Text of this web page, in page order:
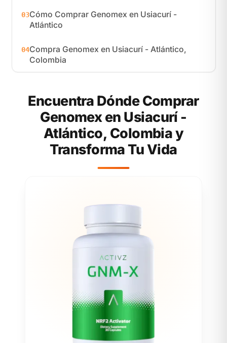
03Cómo Comprar Genomex en Usiacurí -
Atlántico
04Compra Genomex en Usiacurí - Atlántico,
Colombia
Encuentra Dónde Comprar
Genomex en Usiacurí -
Atlántico, Colombia y
Transforma Tu Vida